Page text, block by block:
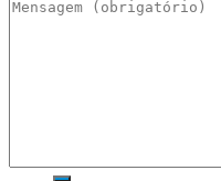
Endereço de email: